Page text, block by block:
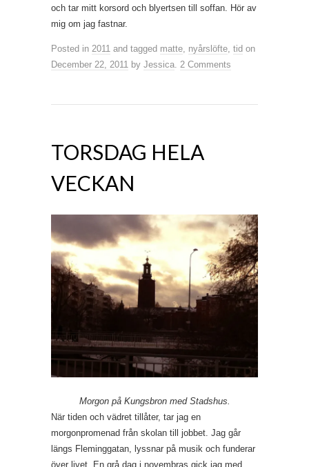
och tar mitt korsord och blyertsen till soffan. Hör av
mig om jag fastnar.
Posted in 2011 and tagged matte, nyårslöfte, tid on
December 22, 2011 by Jessica. 2 Comments
TORSDAG HELA
VECKAN
Morgon på Kungsbron med Stadshus.
När tiden och vädret tillåter, tar jag en
morgonpromenad från skolan till jobbet. Jag går
längs Fleminggatan, lyssnar på musik och funderar
över livet. En grå dag i novembras gick jag med